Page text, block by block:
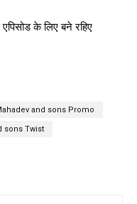
के लिए बने रहिए
and sons Promo
sons Twist